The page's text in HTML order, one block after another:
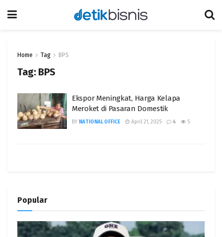
Home Tag BPS
Tag: BPS
Ekspor Meningkat, Harga Kelapa
Meroket di Pasaran Domestik
BY NATIONAL OFFICE April 21, 2025 4 5
Popular